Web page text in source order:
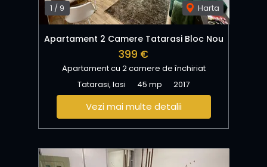
1 / 9 Harta
Apartament 2 Camere Tatarasi Bloc Nou
399 €
Apartament cu 2 camere de închiriat
Tatarasi, Iasi
45 mp 2017
Vezi mai multe detalii